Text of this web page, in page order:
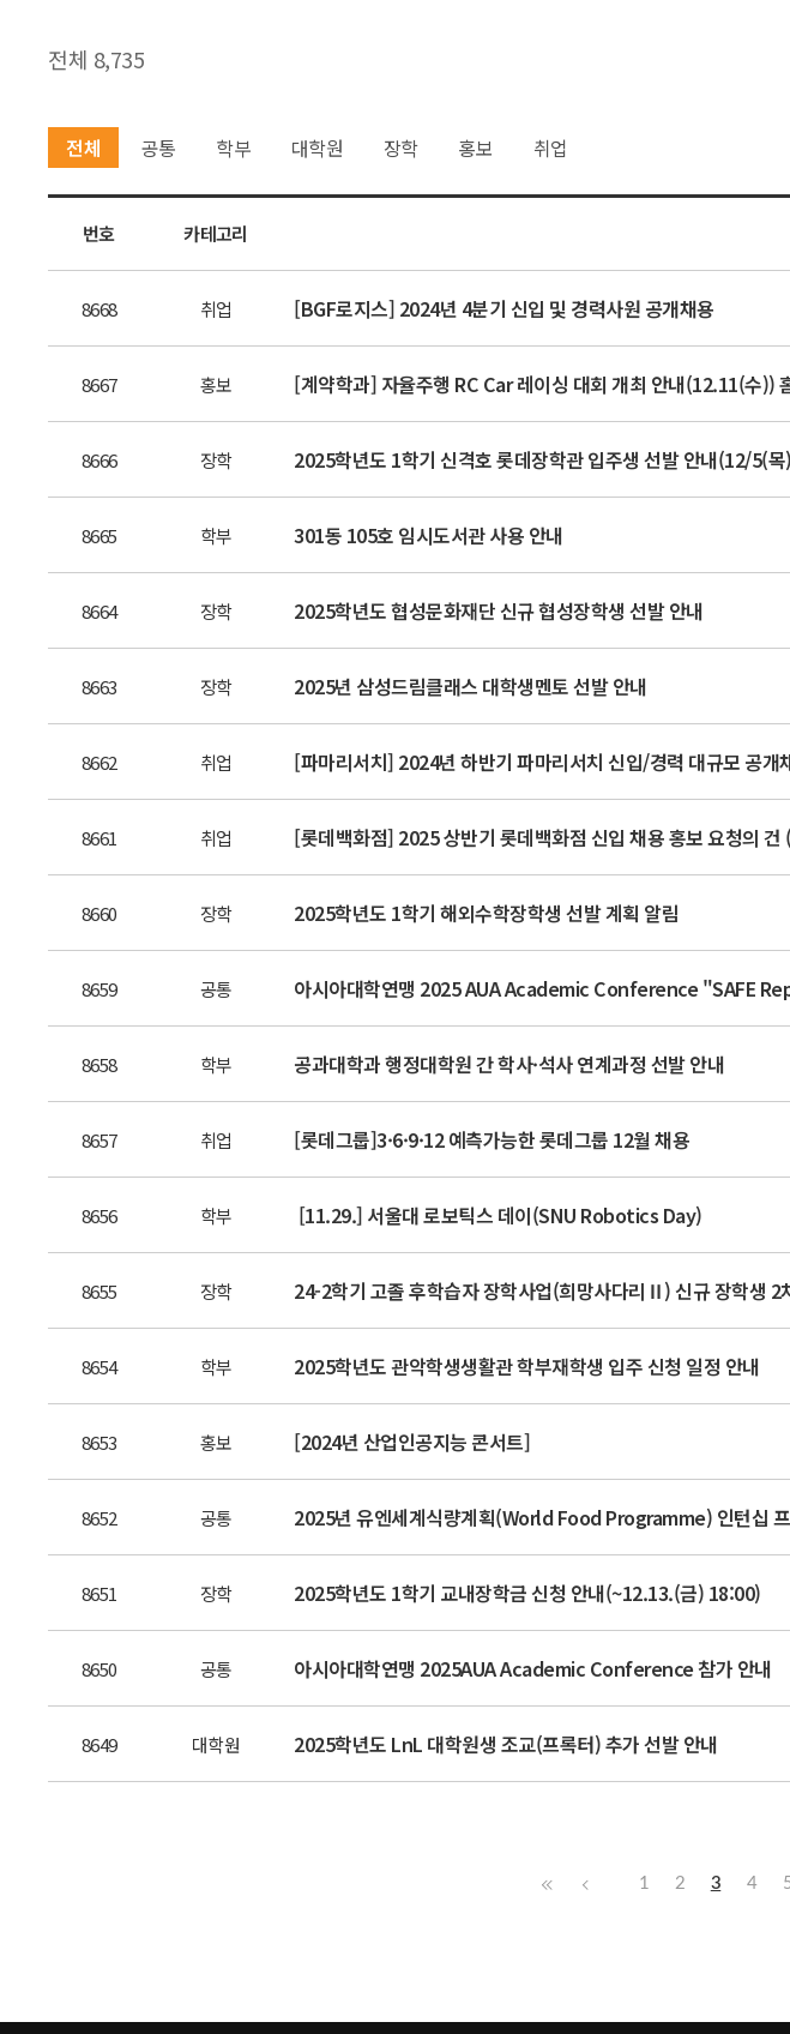
전체 8,735
전체 공통 학부 대학원 장학 홍보 취업
번호 카테고리
8668 취업 [BGF로지스] 2024년 4분기 신입 및 경력사원 공개채용
8667 홍보 [계약학과] 자율주행 RC Car 레이싱 대회 개최 안내(12.11(수))
8666 장학 2025학년도 1학기 신격호 롯데장학관 입주생 선발 안내(12/5(
8665 학부 301동 105호 임시도서관 사용 안내
8664 장학 2025학년도 협성문화재단 신규 협성장학생 선발 안내
8663 장학 2025년 삼성드림클래스 대학생멘토 선발 안내
8662 취업 [파마리서치] 2024년 하반기 파마리서치 신입/경력 대규모 공개
8661 취업 [롯데백화점] 2025 상반기 롯데백화점 신입 채용 홍보 요청의
8660 장학 2025학년도 1학기 해외수학장학생 선발 계획 알림
8659 공통 아시아대학연맹 2025 AUA Academic Conference "SAFE
8658 학부 공과대학과 행정대학원 간 학사·석사 연계과정 선발 안내
8657 취업 [롯데그룹]3·6·9·12 예측가능한 롯데그룹 12월 채용
8656 학부 [11.29.] 서울대 로보틱스 데이(SNU Robotics Day)
8655 장학 24-2학기 고졸 후학습자 장학사업(희망사다리Ⅱ) 신규 장학생 2
8654 학부 2025학년도 관악학생생활관 학부재학생 입주 신청 일정 안내
8653 홍보 [2024년 산업인공지능 콘서트]
8652 공통 2025년 유엔세계식량계획(World Food Programme) 인턴십
8651 장학 2025학년도 1학기 교내장학금 신청 안내(~12.13.(금) 18:00)
8650 공통 아시아대학연맹 2025AUA Academic Conference 참가 안내
8649 대학원 2025학년도 LnL 대학원생 조교(프록터) 추가 선발 안내
1 2 3 4